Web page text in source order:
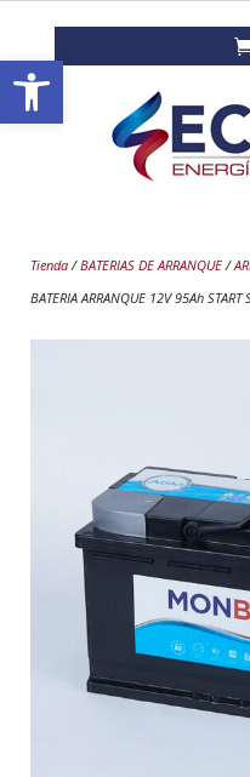
Abrir barra de
Tienda/BATERIAS DE ARRANQUE/
BATERIA ARRANQUE 12V 95Ah START